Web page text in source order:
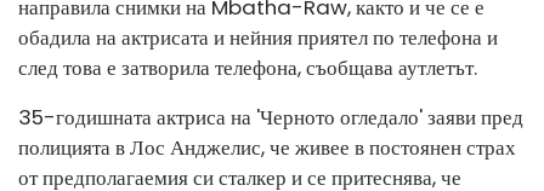
направила снимки на Mbatha-Raw, както и че се е
обадила на актрисата и нейния приятел по телефона и
след това е затворила телефона, съобщава аутлетът.
35-годишната актриса на 'Черното огледало' заяви пред
полицията в Лос Анджелис, че живее в постоянен страх
от предполагаемия си сталкер и се притеснява, че